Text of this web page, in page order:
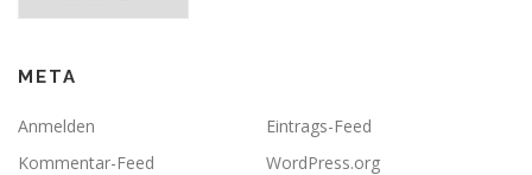
META
Anmelden
Eintrags-Feed
Kommentar-Feed
WordPress.org